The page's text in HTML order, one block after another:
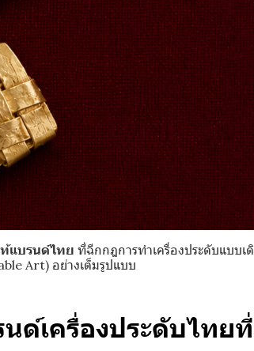
ท้แบรนด์ไทย ที่ฉีกกฎการทำเครื่องประดับแบบเ
Art) อย่างเต็มรูปแบบ
ด์เครื่องประดับไทยที่